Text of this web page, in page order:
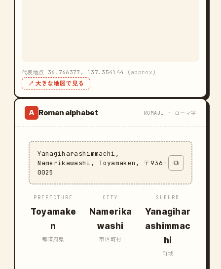
代表地点 36.766377, 137.354144 (approx)
↗ 大きな地図で見る
A Roman alphabet ROMAJI · ローマ字
Yanagiharashimmachi,
Namerikawashi, Toyamaken, 〒936-
0025
⧉
PREFECTURE
Toyamake
n
都道府県
CITY
Namerika
washi
市区町村
SUBURB
Yanagihar
ashimmac
hi
町域